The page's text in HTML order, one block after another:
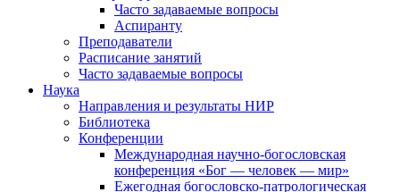
Часто задаваемые вопросы
Аспиранту
Преподаватели
Расписание занятий
Часто задаваемые вопросы
Наука
Направления и результаты НИР
Библиотека
Конференции
Международная научно-богословская
конференция «Бог — человек — мир»
Ежегодная богословско-патрологическая